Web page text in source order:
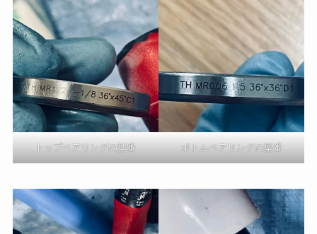
トップベアリングの型番 ボトムベアリングの型番